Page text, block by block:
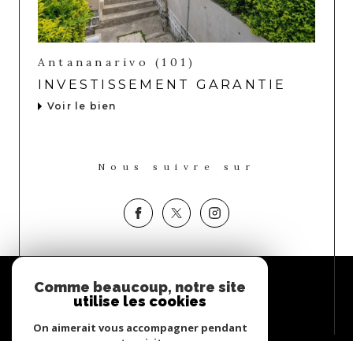
Antananarivo (101)
INVESTISSEMENT GARANTIE
Voir le bien
Nous suivre sur
PROPRIÉTAIRE
Comme beaucoup, notre site
utilise les cookies
On aimerait vous accompagner pendant